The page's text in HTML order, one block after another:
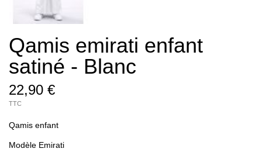
Qamis emirati enfant
satiné - Blanc
22,90 €
TTC
Qamis enfant
Modèle Emirati